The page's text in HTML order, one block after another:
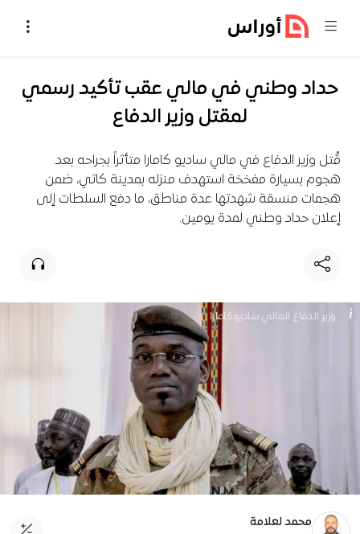
حداد وطني في مالي عقب تأكيد رسمي
لمقتل وزير الدفاع
قُتل وزير الدفاع في مالي ساديو كامارا متأثراً بجراحه بعد
هجوم بسيارة مفخخة استهدف منزله بمدينة كاتي، ضمن
هجمات منسقة شهدتها عدة مناطق، ما دفع السلطات إلى
إعلان حداد وطني لمدة يومين.
وزير الدفاع المالي ساديو كامارا
محمد لعلامة